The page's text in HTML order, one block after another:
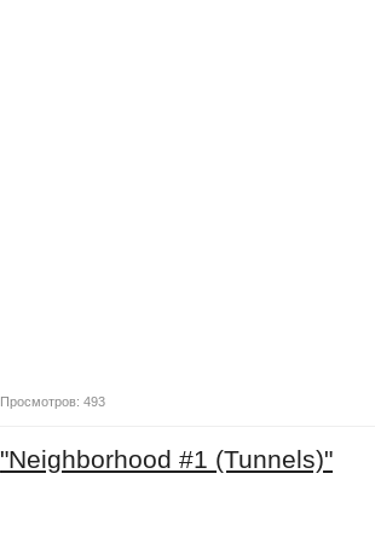
Просмотров: 493
"Neighborhood #1 (Tunnels)"